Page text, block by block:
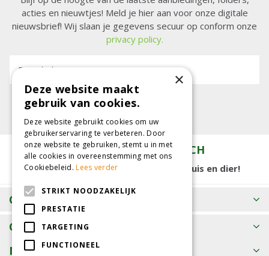
acties en nieuwtjes! Meld je hier aan voor onze digitale
nieuwsbrief! Wij slaan je gegevens secuur op conform onze
privacy policy.
E-mailadres:
TUINCENTRUM KOLBACH
15.000 m2 winkelplezier voor tuin, huis en dier!
OPENINGSTIJDEN
CONTACT
MEER INFORMATIE
×
Deze website maakt
gebruik van cookies.
Deze website gebruikt cookies om uw
gebruikerservaring te verbeteren. Door
onze website te gebruiken, stemt u in met
alle cookies in overeenstemming met ons
Cookiebeleid.Lees verder
STRIKT NOODZAKELIJK
PRESTATIE
TARGETING
FUNCTIONEEL